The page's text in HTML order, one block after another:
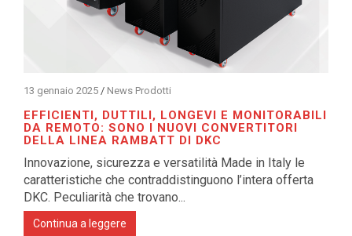
13 gennaio 2025 / News Prodotti
EFFICIENTI, DUTTILI, LONGEVI E MONITORABILI
DA REMOTO: SONO I NUOVI CONVERTITORI
DELLA LINEA RAMBATT DI DKC
Innovazione, sicurezza e versatilità Made in Italy le
caratteristiche che contraddistinguono l’intera offerta
DKC. Peculiarità che trovano...
Continua a leggere